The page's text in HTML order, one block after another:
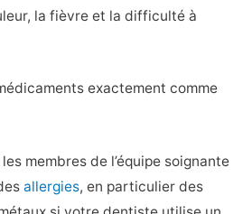
la fièvre et la difficulté à
exactement comme
membres de l’équipe soignante
allergies, en particulier des